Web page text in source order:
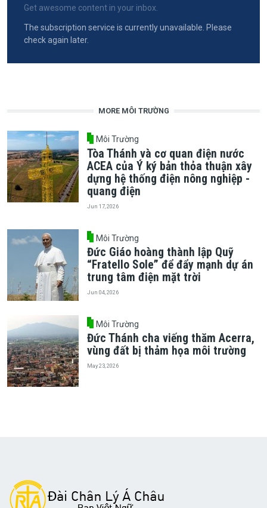
Get awesome content in your inbox.
The subscription service is currently unavailable. Please
check again later.
MORE MÔI TRƯỜNG
Môi Trường
Tòa Thánh và cơ quan điện nước
ACEA của Ý ký bản thỏa thuận xây
dựng hệ thống điện nông nghiệp -
quang điện
Jun 17, 2026
Môi Trường
Đức Giáo hoàng thành lập Quỹ
“Fratello Sole” để đẩy mạnh dự án
trung tâm điện mặt trời
Jun 04, 2026
Môi Trường
Đức Thánh cha viếng thăm Acerra,
vùng đất bị thảm họa môi trường
May 23, 2026